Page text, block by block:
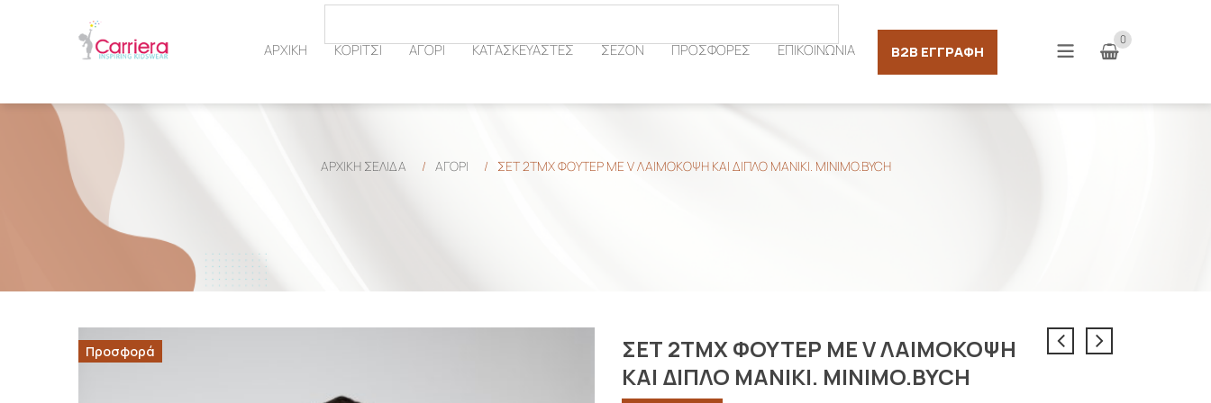
ΑΡΧΙΚΗ ΚΟΡΙΤΣΙ ΑΓΟΡΙ ΚΑΤΑΣΚΕΥΑΣΤΕΣ ΣΕΖΟΝ ΠΡΟΣΦΟΡΕΣ ΕΠΙΚΟΙΝΩΝΙΑ B2B ΕΓΓΡΑΦΉ
0
ΑΡΧΙΚΉ ΣΕΛΊΔΑ / ΑΓΟΡΙ / ΣΕΤ 2ΤΜΧ ΦΟΥΤΕΡ ΜΕ V ΛΑΙΜΟΚΟΨΗ ΚΑΙ ΔΙΠΛΟ ΜΑΝΙΚΙ. MINIMO.BYCH
Προσφορά
ΣΕΤ 2ΤΜΧ ΦΟΥΤΕΡ ΜΕ V ΛΑΙΜΟΚΟΨΗ
ΚΑΙ ΔΙΠΛΟ ΜΑΝΙΚΙ. MINIMO.BYCH